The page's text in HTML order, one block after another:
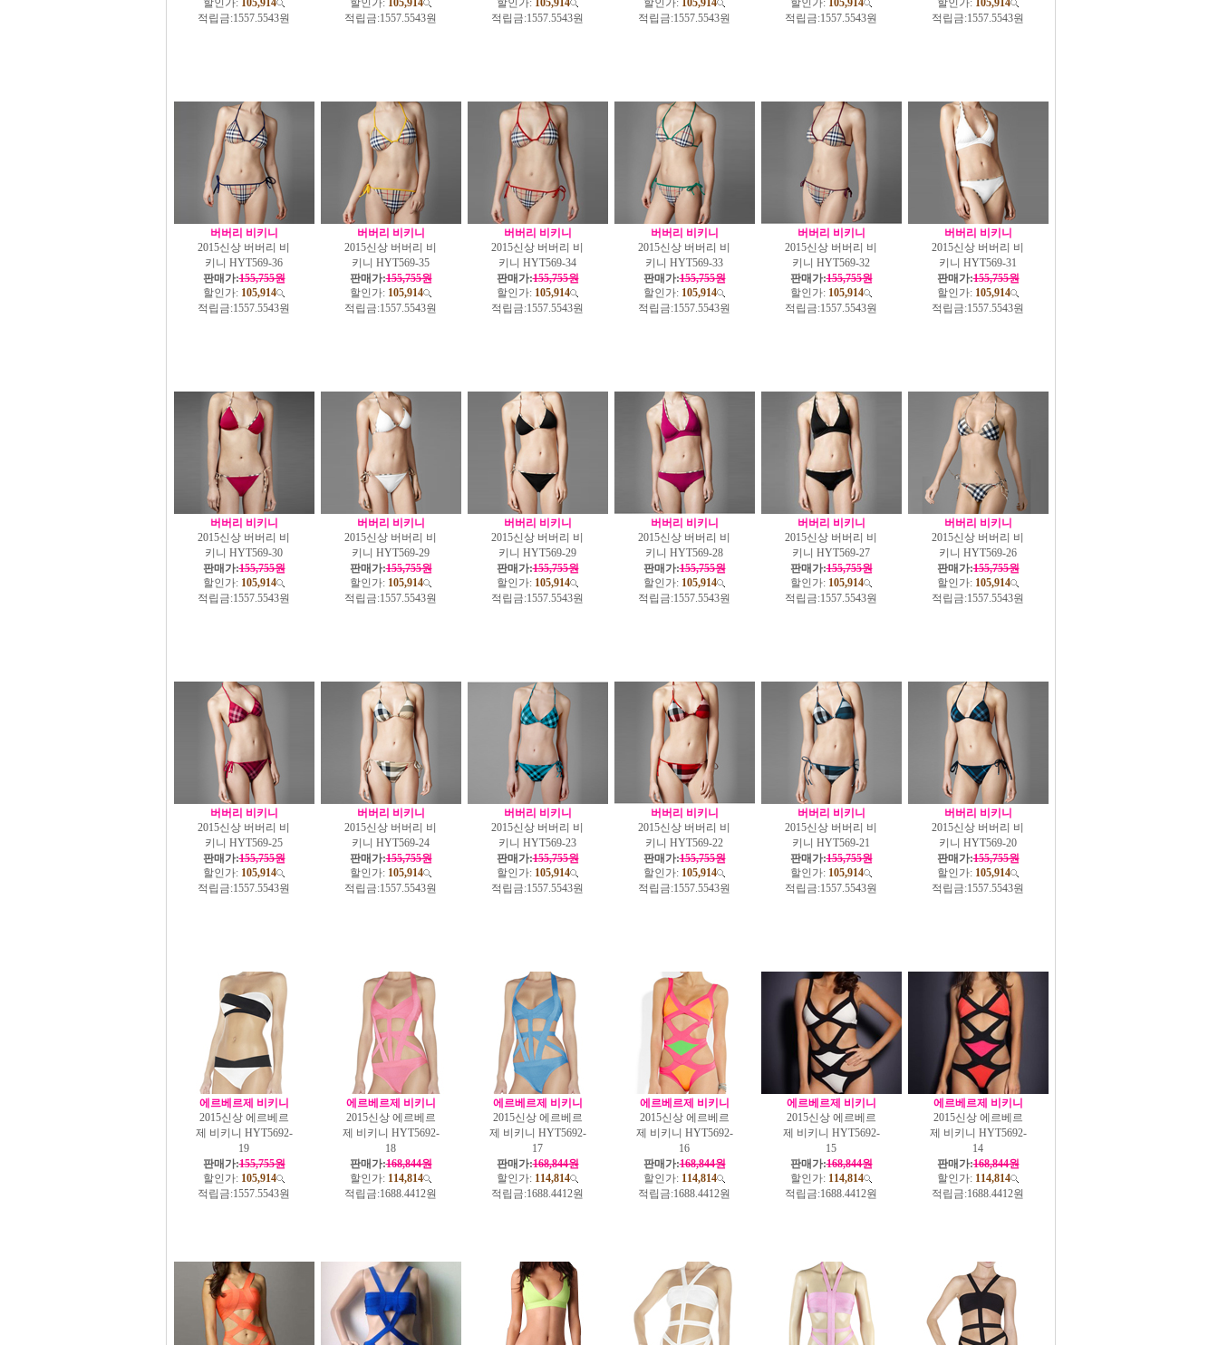
적립금:1557.5543원
적립금:1557.5543원
적립금:1557.5543원
적립금:1557.5543원
적립금:1557.5543원
적립금:1557.5543원
버버리 비키니
2015신상 버버리 비
키니 HYT569-36
판매가:155,755원
할인가: 105,914
적립금:1557.5543원
버버리 비키니
2015신상 버버리 비
키니 HYT569-35
판매가:155,755원
할인가: 105,914
적립금:1557.5543원
버버리 비키니
2015신상 버버리 비
키니 HYT569-34
판매가:155,755원
할인가: 105,914
적립금:1557.5543원
버버리 비키니
2015신상 버버리 비
키니 HYT569-33
판매가:155,755원
할인가: 105,914
적립금:1557.5543원
버버리 비키니
2015신상 버버리 비
키니 HYT569-32
판매가:155,755원
할인가: 105,914
적립금:1557.5543원
버버리 비키니
2015신상 버버리 비
키니 HYT569-31
판매가:155,755원
할인가: 105,914
적립금:1557.5543원
버버리 비키니
2015신상 버버리 비
키니 HYT569-30
판매가:155,755원
할인가: 105,914
적립금:1557.5543원
버버리 비키니
2015신상 버버리 비
키니 HYT569-29
판매가:155,755원
할인가: 105,914
적립금:1557.5543원
버버리 비키니
2015신상 버버리 비
키니 HYT569-29
판매가:155,755원
할인가: 105,914
적립금:1557.5543원
버버리 비키니
2015신상 버버리 비
키니 HYT569-28
판매가:155,755원
할인가: 105,914
적립금:1557.5543원
버버리 비키니
2015신상 버버리 비
키니 HYT569-27
판매가:155,755원
할인가: 105,914
적립금:1557.5543원
버버리 비키니
2015신상 버버리 비
키니 HYT569-26
판매가:155,755원
할인가: 105,914
적립금:1557.5543원
버버리 비키니
2015신상 버버리 비
키니 HYT569-25
판매가:155,755원
할인가: 105,914
적립금:1557.5543원
버버리 비키니
2015신상 버버리 비
키니 HYT569-24
판매가:155,755원
할인가: 105,914
적립금:1557.5543원
버버리 비키니
2015신상 버버리 비
키니 HYT569-23
판매가:155,755원
할인가: 105,914
적립금:1557.5543원
버버리 비키니
2015신상 버버리 비
키니 HYT569-22
판매가:155,755원
할인가: 105,914
적립금:1557.5543원
버버리 비키니
2015신상 버버리 비
키니 HYT569-21
판매가:155,755원
할인가: 105,914
적립금:1557.5543원
버버리 비키니
2015신상 버버리 비
키니 HYT569-20
판매가:155,755원
할인가: 105,914
적립금:1557.5543원
에르베르제 비키니
2015신상 에르베르
제 비키니 HYT5692-
19
판매가:155,755원
할인가: 105,914
적립금:1557.5543원
에르베르제 비키니
2015신상 에르베르
제 비키니 HYT5692-
18
판매가:168,844원
할인가: 114,814
적립금:1688.4412원
에르베르제 비키니
2015신상 에르베르
제 비키니 HYT5692-
17
판매가:168,844원
할인가: 114,814
적립금:1688.4412원
에르베르제 비키니
2015신상 에르베르
제 비키니 HYT5692-
16
판매가:168,844원
할인가: 114,814
적립금:1688.4412원
에르베르제 비키니
2015신상 에르베르
제 비키니 HYT5692-
15
판매가:168,844원
할인가: 114,814
적립금:1688.4412원
에르베르제 비키니
2015신상 에르베르
제 비키니 HYT5692-
14
판매가:168,844원
할인가: 114,814
적립금:1688.4412원